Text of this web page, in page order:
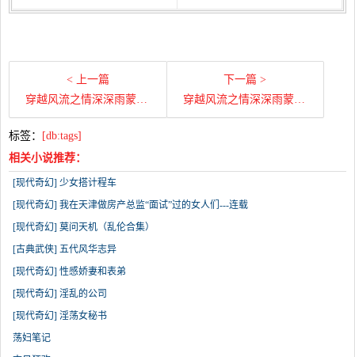
< 上一篇
穿越风流之情深深雨蒙蒙（上）第一百二十二章 我要黑吃黑（3）
下一篇 >
穿越风流之情深深雨蒙蒙（上）第一百二十章 我要黑吃黑（1）
标签：
[db:tags]
相关小说推荐：
[现代奇幻] 少女搭计程车
[现代奇幻] 我在天津做房产总监“面试”过的女人们---连载
[现代奇幻] 莫问天机（乱伦合集）
[古典武侠] 五代风华志异
[现代奇幻] 性感娇妻和表弟
[现代奇幻] 淫乱的公司
[现代奇幻] 淫荡女秘书
荡妇笔记